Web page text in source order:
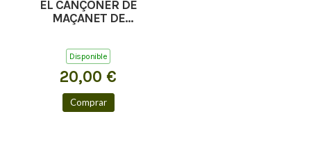
EL CANÇONER DE
MAÇANET DE
Disponible
20,00 €
Comprar